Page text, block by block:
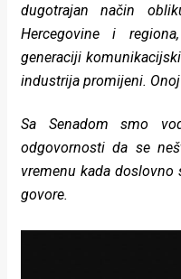
dugotrajan način
Hercegovine i
generaciji
industrija promijeni.
Sa Senadom smo
odgovornosti da se
vremenu kada
govore.